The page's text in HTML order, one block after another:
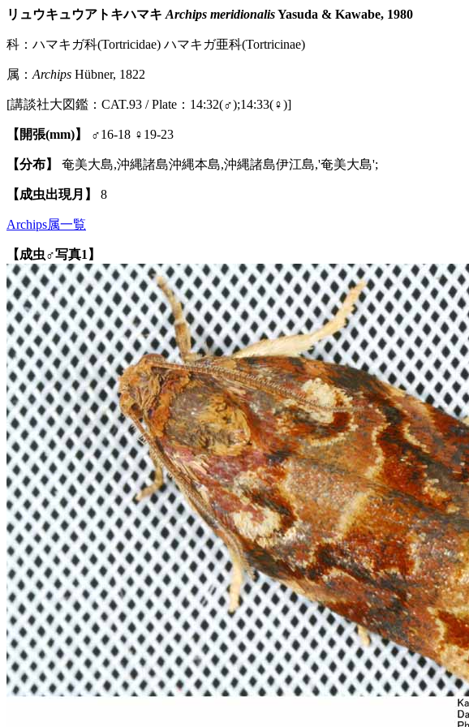
リュウキュウアトキハマキ Archips meridionalisYasuda & Kawabe, 1980
科：ハマキガ科(Tortricidae) ハマキガ亜科(Tortricinae)
属： Archips Hübner, 1822
[講談社大図鑑：CAT.93 / Plate：14:32(♂);14:33(♀)]
【開張(mm)】 ♂16-18 ♀19-23
【分布】 奄美大島,沖縄諸島沖縄本島,沖縄諸島伊江島,'奄美大島';
【成虫出現月】 8
Archips属一覧
【成虫♂写真1】